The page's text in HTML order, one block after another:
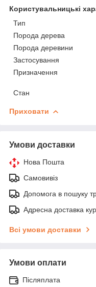
Користувальницькі
Тип
Порода дерева
Порода деревини
Застосування
Призначення
Стан
Приховати
Умови доставки
Нова Пошта
Самовивіз
Допомога в пошуку
Адресна доставка
Всі умови доставки
Умови оплати
Післяплата